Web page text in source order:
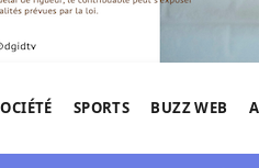
SPORTS BUZZ WEB